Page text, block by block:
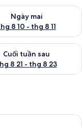
8 10
Ngày mai
8 10 - thg 8 11
lượng phòng ngày
8 14 - thg 8 16
Cuối tuần sau
8 21 - thg 8 23
lượng phòng cuối
cao cấp, minibar, két